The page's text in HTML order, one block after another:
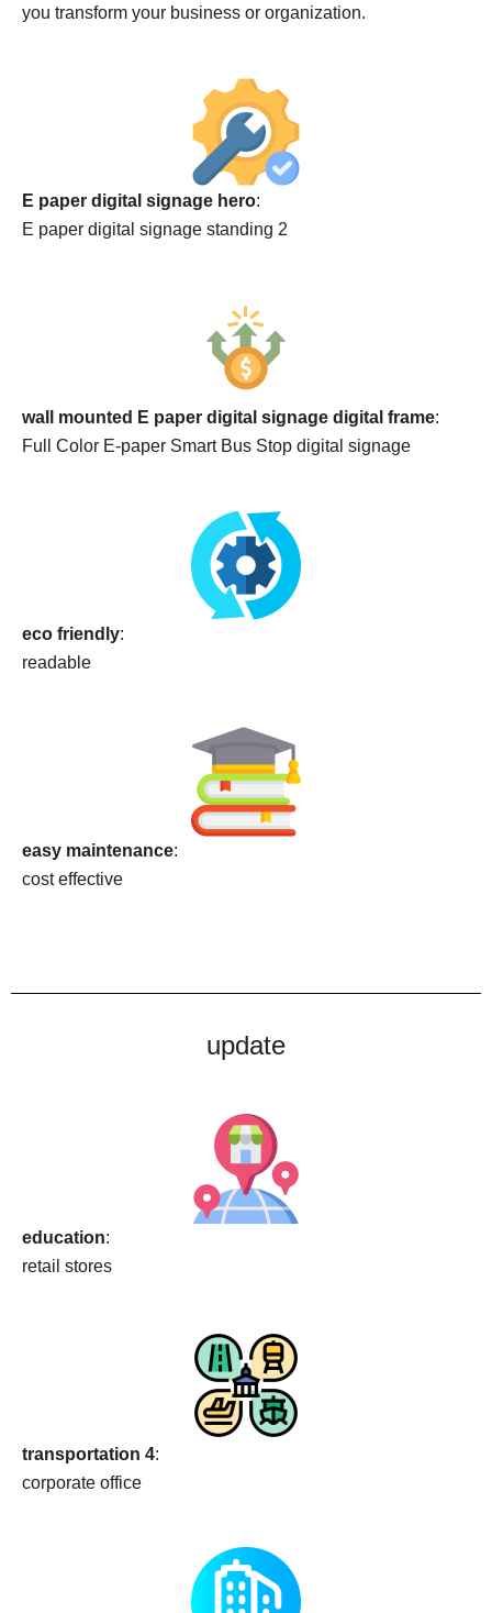
you transform your business or organization.
E paper digital signage hero:
E paper digital signage standing 2
wall mounted E paper digital signage digital frame:
Full Color E-paper Smart Bus Stop digital signage
eco friendly:
readable
easy maintenance:
cost effective
update
education:
retail stores
transportation 4:
corporate office